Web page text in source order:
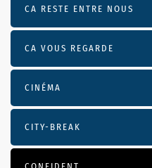
CA RESTE ENTRE NOUS
CA VOUS REGARDE
CINÉMA
CITY-BREAK